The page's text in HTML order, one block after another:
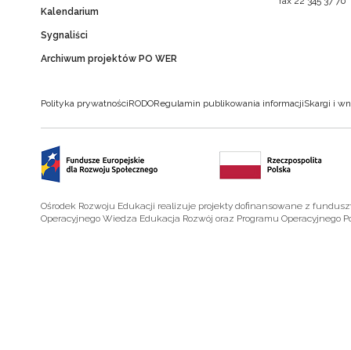
Kalendarium
Sygnaliści
Archiwum projektów PO WER
Polityka prywatnościRODORegulamin publikowania informacjiSkargi i
Ośrodek Rozwoju Edukacji realizuje projekty dofinansowane z
Operacyjnego Wiedza Edukacja Rozwój oraz Programu Operacyjnego